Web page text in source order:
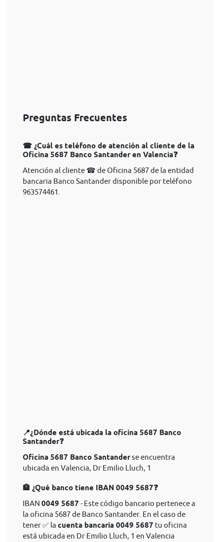
Preguntas Frecuentes
☎ ¿Cuál es teléfono de atención al cliente de la
Oficina 5687 Banco Santander en Valencia❓
Atención al cliente ☎ de Oficina 5687 de la entidad
bancaria Banco Santander disponible por teléfono
963574461.
📍¿Dónde está ubicada la oficina 5687 Banco
Santander❓
Oficina 5687 Banco Santanderse encuentra
ubicada en Valencia, Dr Emilio Lluch, 1
🏦 ¿Qué banco tiene IBAN 0049 5687❓
IBAN 0049 5687 - Este código bancario pertenece a
la oficina 5687 de Banco Santander. En el caso de
tener ✅ la cuenta bancaria 0049 5687 tu oficina
está ubicada en Dr Emilio Lluch, 1 en Valencia